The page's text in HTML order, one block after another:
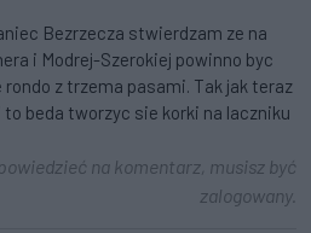
Bezrzecza stwierdzam ze na
i Modrej-Szerokiej powinno byc
rondo z trzema pasami. Tak jak teraz
beda tworzyc sie korki na laczniku
na komentarz, musisz być
zalogowany.